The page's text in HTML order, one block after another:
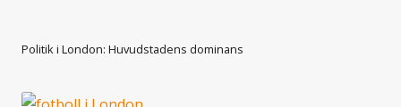
Politik i London: Huvudstadens dominans